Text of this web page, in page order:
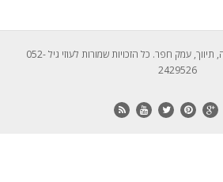
© 2026 עוזי גיל, נדלן, מכירה, תיווך, עמק חפר. כל הזכויות שמורות לעוזי גיל 052-
2429526